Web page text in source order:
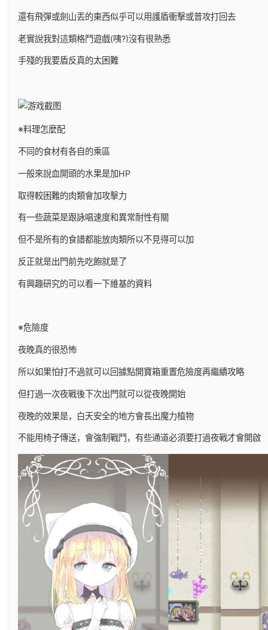
還有飛彈或劍山丟的東西似乎可以用護盾衝擊或普攻打回去
老實說我對這類格鬥遊戲(咦?)沒有很熟悉
手殘的我要盾反真的太困難
※料理怎麼配
不同的食材有各自的乘區
一般來說血開頭的水果是加HP
取得較困難的肉類會加攻擊力
有一些蔬菜是跟詠唱速度和異常耐性有關
但不是所有的食譜都能放肉類所以不見得可以加
反正就是出門前先吃飽就是了
有興趣研究的可以看一下維基的資料
※危險度
夜晚真的很恐怖
所以如果怕打不過就可以回據點開寶箱重置危險度再繼續攻略
但打過一次夜戰後下次出門就可以從夜晚開始
夜晚的效果是，白天安全的地方會長出魔力植物
不能用椅子傳送，會強制戰鬥，有些通道必須要打過夜戰才會開啟